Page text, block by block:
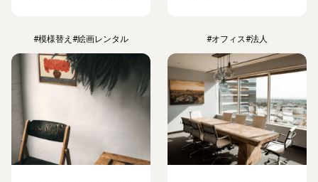
#模様替え #絵画レンタル #オフィス#法人